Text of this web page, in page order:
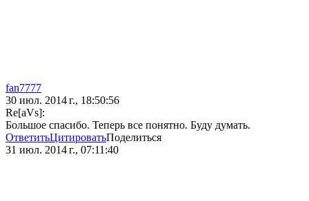
fan7777
30 июл. 2014 г., 18:50:56
Re[aVs]:
Большое спасибо. Теперь все понятно. Буду думать.
ОтветитьЦитироватьПоделиться
31 июл. 2014 г., 07:11:40